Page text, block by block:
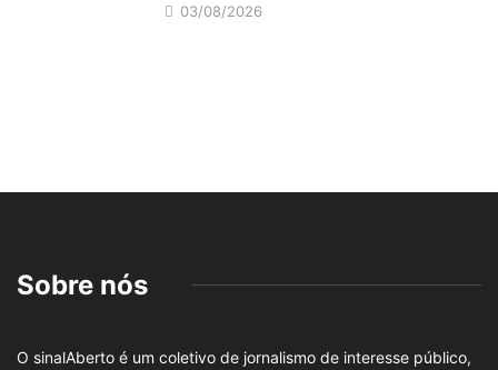
03/08/2026
Sobre nós
O sinalAberto é um coletivo de jornalismo de interesse público,